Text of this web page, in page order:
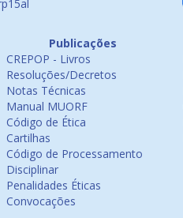
Publicações
CREPOP - Livros
Resoluções/Decretos
Notas Técnicas
Manual MUORF
Código de Ética
Cartilhas
Código de Processamento
Disciplinar
Penalidades Éticas
Convocações